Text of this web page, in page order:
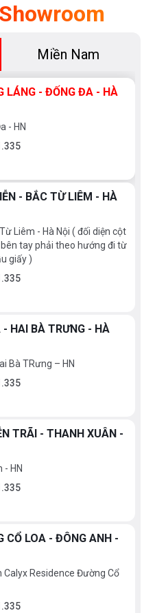
Miền Nam
LÁNG - ĐỐNG ĐA - HÀ
- HN
- BẮC TỪ LIÊM - HÀ
Liêm - Hà Nội ( đối diện cột
tay phải theo hướng đi từ
giấy )
HAI BÀ TRƯNG - HÀ
Bà TRưng – HN
TRÃI - THANH XUÂN -
- HN
CỔ LOA - ĐÔNG ANH -
Calyx Residence Đường Cổ